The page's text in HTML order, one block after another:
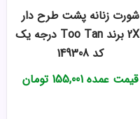
شورت زنانه پشت طرح دار
2XL برند Too Tan درجه یک
کد 149308
قیمت عمده 155,001 تومان